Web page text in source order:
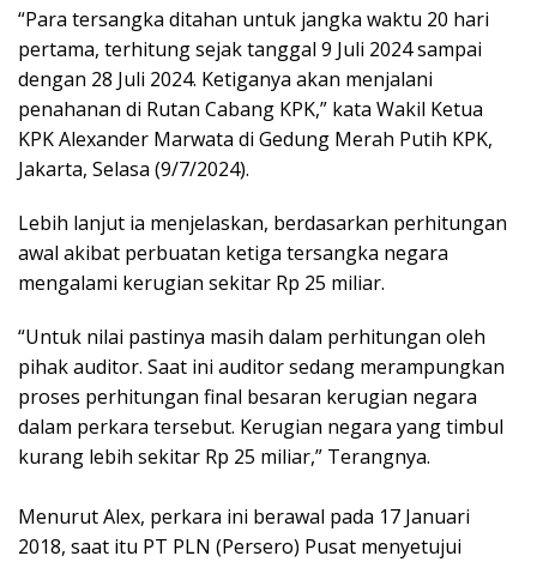
“Para tersangka ditahan untuk jangka waktu 20 hari
pertama, terhitung sejak tanggal 9 Juli 2024 sampai
dengan 28 Juli 2024. Ketiganya akan menjalani
penahanan di Rutan Cabang KPK,” kata Wakil Ketua
KPK Alexander Marwata di Gedung Merah Putih KPK,
Jakarta, Selasa (9/7/2024).
Lebih lanjut ia menjelaskan, berdasarkan perhitungan
awal akibat perbuatan ketiga tersangka negara
mengalami kerugian sekitar Rp 25 miliar.
“Untuk nilai pastinya masih dalam perhitungan oleh
pihak auditor. Saat ini auditor sedang merampungkan
proses perhitungan final besaran kerugian negara
dalam perkara tersebut. Kerugian negara yang timbul
kurang lebih sekitar Rp 25 miliar,” Terangnya.
Menurut Alex, perkara ini berawal pada 17 Januari
2018, saat itu PT PLN (Persero) Pusat menyetujui